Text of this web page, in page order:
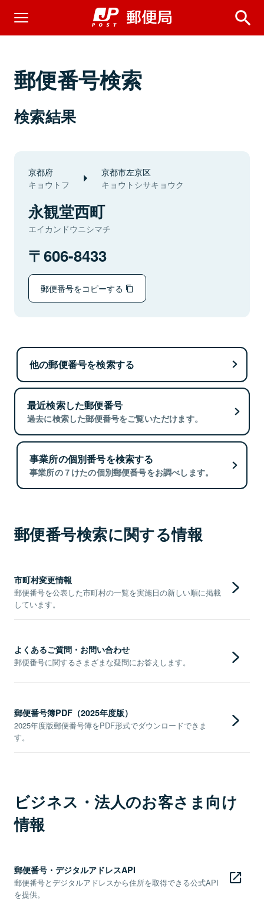
郵便番号検索
検索結果
京都府
キョウトフ
京都市左京区
キョウトシサキョウク
永観堂西町
エイカンドウニシマチ
606-8433
郵便番号をコピーする
他の郵便番号を検索する
最近検索した郵便番号
過去に検索した郵便番号をご覧いただけます。
事業所の個別番号を検索する
事業所の７けたの個別郵便番号をお調べします。
郵便番号検索に関する情報
市町村変更情報
郵便番号を公表した市町村の一覧を実施日の新しい順に掲載
しています。
よくあるご質問・お問い合わせ
郵便番号に関するさまざまな疑問にお答えします。
郵便番号簿PDF（2025年度版）
2025年度版郵便番号簿をPDF形式でダウンロードできま
す。
ビジネス・法人のお客さま向け
情報
郵便番号・デジタルアドレスAPI
郵便番号とデジタルアドレスから住所を取得できる公式API
を提供。